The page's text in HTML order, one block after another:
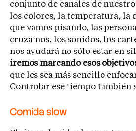
conjunto de canales de
los colores, la temperatura, la
que vamos pisando, las
cruzamos, los sonidos, los
nos ayudará no sólo estar en
iremos marcando esos
que les sea más sencillo
Controlar ese tiempo también
Comida slow